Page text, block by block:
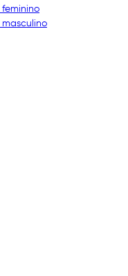
feminino
masculino